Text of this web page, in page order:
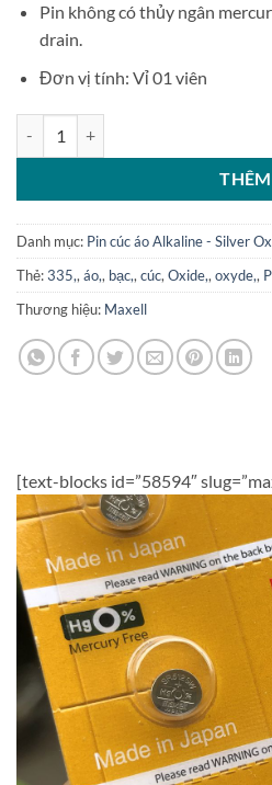
Pin không có thủy ngân
drain.
Đơn vị tính: Vỉ 01 viên
THÊM
Danh mục: Pin cúc áo Alkaline - Silver
Thẻ:335,, áo,, bạc,, cúc, Oxide,, oxyde,,
Thương hiệu: Maxell
[text-blocks id=”58594″